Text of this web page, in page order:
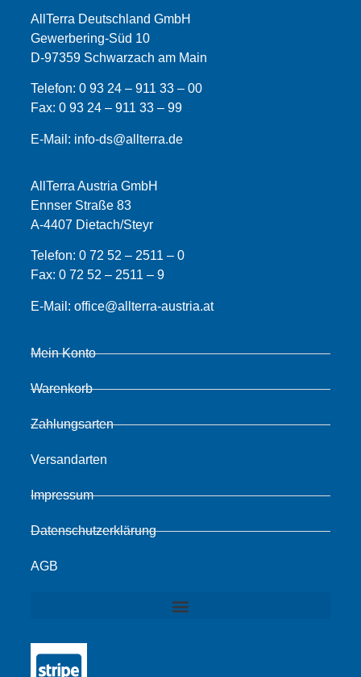
AllTerra Deutschland GmbH
Gewerbering-Süd 10
D-97359 Schwarzach am Main
Telefon:0 93 24 – 911 33 – 00
Fax:0 93 24 – 911 33 –99
E-Mail: info-ds@allterra.de
AllTerra Austria GmbH
Ennser Straße 83
A-4407 Dietach/Steyr
Telefon:0 72 52 – 2511 – 0
Fax:0 72 52 – 2511 – 9
E-Mail:office@allterra-austria.at
Mein Konto
Warenkorb
Zahlungsarten
Versandarten
Impressum
Datenschutzerklärung
AGB